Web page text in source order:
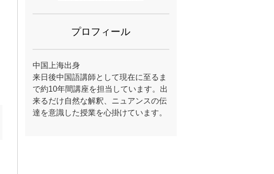
プロフィール
中国上海出身
来日後中国語講師として現在に至るま
で約10年間講座を担当しています。出
来るだけ自然な解釈、ニュアンスの伝
達を意識した授業を心掛けています。